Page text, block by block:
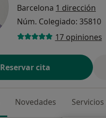
Barcelona 1 dirección
Núm. Colegiado: 35810
17 opiniones
Reservar cita
Novedades